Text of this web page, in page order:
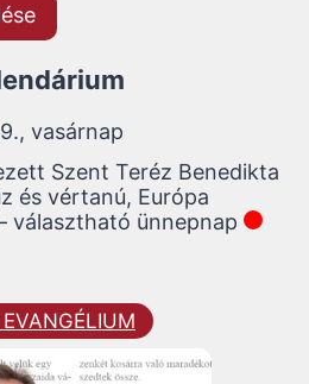
vasárnap
Szent Teréz Benedikta
és vértanú, Európa
választható ünnepnap